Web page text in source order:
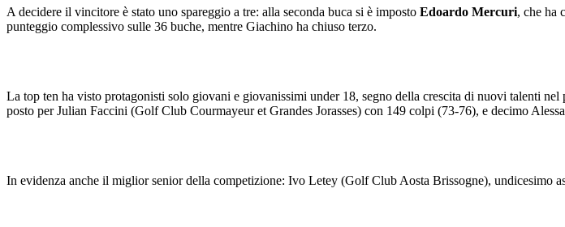
A decidere il vincitore è stato uno spareggio a tre: alla seconda buca si è imposto Edoardo Mercuri, che ha
punteggio complessivo sulle 36 buche, mentre Giachino ha chiuso terzo.
La top ten ha visto protagonisti solo giovani e giovanissimi under 18, segno della crescita di nuovi talenti
posto per Julian Faccini (Golf Club Courmayeur et Grandes Jorasses) con 149 colpi (73-76), e decimo
In evidenza anche il miglior senior della competizione: Ivo Letey (Golf Club Aosta Brissogne), undicesimo